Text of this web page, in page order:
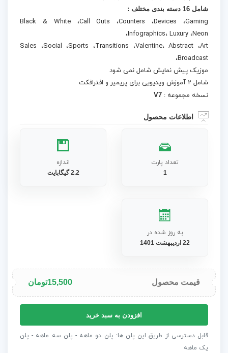
شامل 16 دسته بندی مختلف :
Black & White ،Call Outs ،Counters ،Devices ،Gaming
،Infographics، Luxury ،Neon
Sales ،Social ،Sports ،Transitions ،Valentine، Abstract ،Art
،Broadcast
موزیک پیش نمایش شامل نمی شود
شامل 2 آموزش ویدیویی برای پریمیر و افترافکت
نسخه مجموعه : V7
اطلاعات محصول
تعداد پارت
1
اندازه
2.2 گیگابایت
به روز شده در
22 اردیبهشت 1401
قیمت محصول 15,500تومان
افتر
افکت
240
افزودن به سبد خرید
قابل دسترسی از طریق این پلن ها: پلن دو ماهه - پلن سه ماهه - پلن
یک ماهه